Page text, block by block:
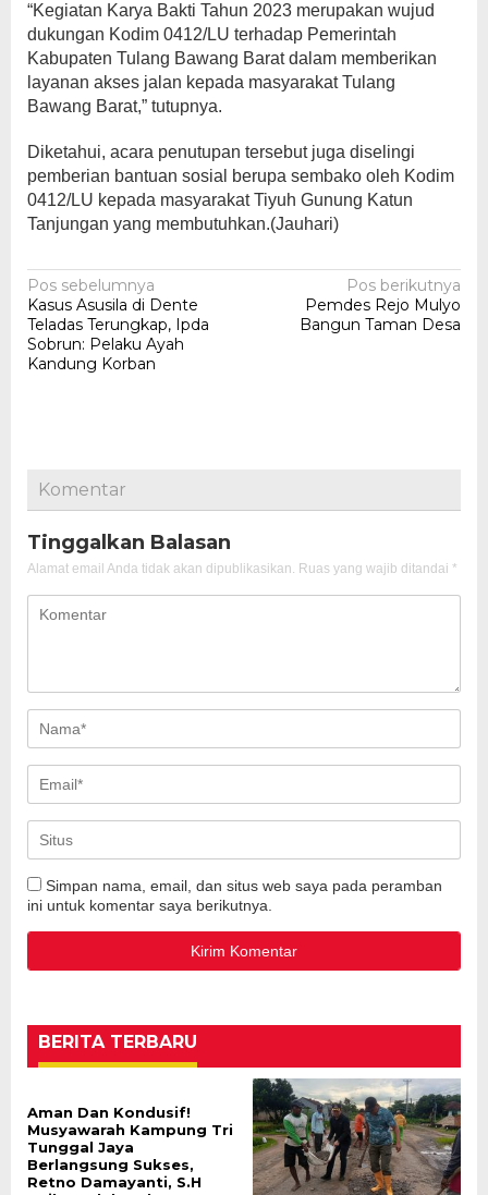
“Kegiatan Karya Bakti Tahun 2023 merupakan wujud
dukungan Kodim 0412/LU terhadap Pemerintah
Kabupaten Tulang Bawang Barat dalam memberikan
layanan akses jalan kepada masyarakat Tulang
Bawang Barat,” tutupnya.
Diketahui, acara penutupan tersebut juga diselingi
pemberian bantuan sosial berupa sembako oleh Kodim
0412/LU kepada masyarakat Tiyuh Gunung Katun
Tanjungan yang membutuhkan.(Jauhari)
Navigasi
pos
Pos sebelumnya
Kasus Asusila di Dente
Teladas Terungkap, Ipda
Sobrun: Pelaku Ayah
Kandung Korban
Pos berikutnya
Pemdes Rejo Mulyo
Bangun Taman Desa
Komentar
Tinggalkan Balasan
Alamat email Anda tidak akan dipublikasikan. Ruas yang wajib ditandai *
Simpan nama, email, dan situs web saya pada peramban
ini untuk komentar saya berikutnya.
BERITA TERBARU
Aman Dan Kondusif!
Musyawarah Kampung Tri
Tunggal Jaya
Berlangsung Sukses,
Retno Damayanti, S.H